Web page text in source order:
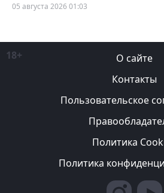
05 августа 2026 01:03
18+
О сайте
Контакты
Пользовательское
Политика
Политика